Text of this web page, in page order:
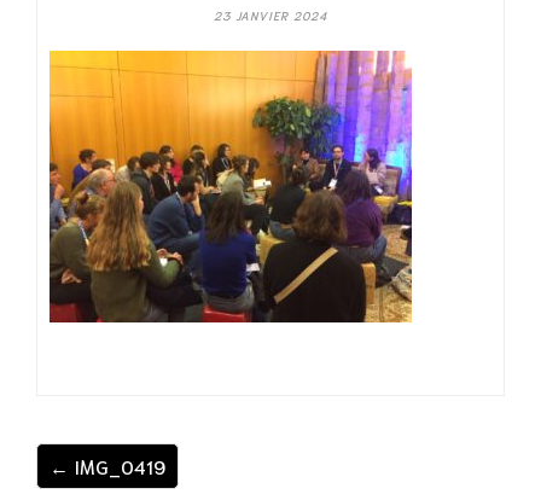
23 JANVIER 2024
← IMG_0419